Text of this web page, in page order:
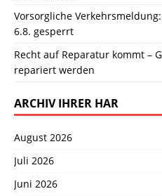
Vorsorgliche
6.8. gesperrt
Recht auf Reparatur kommt –
repariert werden
ARCHIV IHRER HAR
August 2026
Juli 2026
Juni 2026